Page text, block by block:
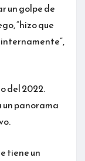
un golpe de
“hizo que
del 2022.
un panorama
tiene un